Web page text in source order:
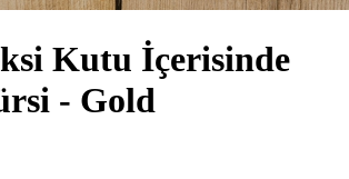
Kutu İçerisinde
- Gold